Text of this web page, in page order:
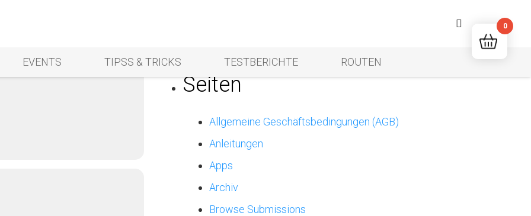
EVENTS TIPSS & TRICKS TESTBERICHTE ROUTEN
WÖBBELIN
Seiten
Allgemeine Geschäftsbedingungen (AGB)
Anleitungen
Apps
Archiv
Browse Submissions
0